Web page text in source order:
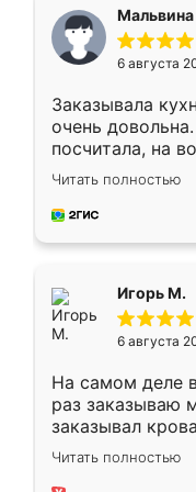
Мальвина
6 августа
Заказывала
очень
посчитала, на
Замерщик
делу со всей
за день, ребята
Читать полностью
Игорь М.
6 августа
На самом деле
раз заказываю
заказывал
ребёнка при
заказал шкаф-
Читать полностью